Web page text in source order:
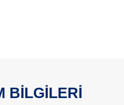
BİLGİLERİ